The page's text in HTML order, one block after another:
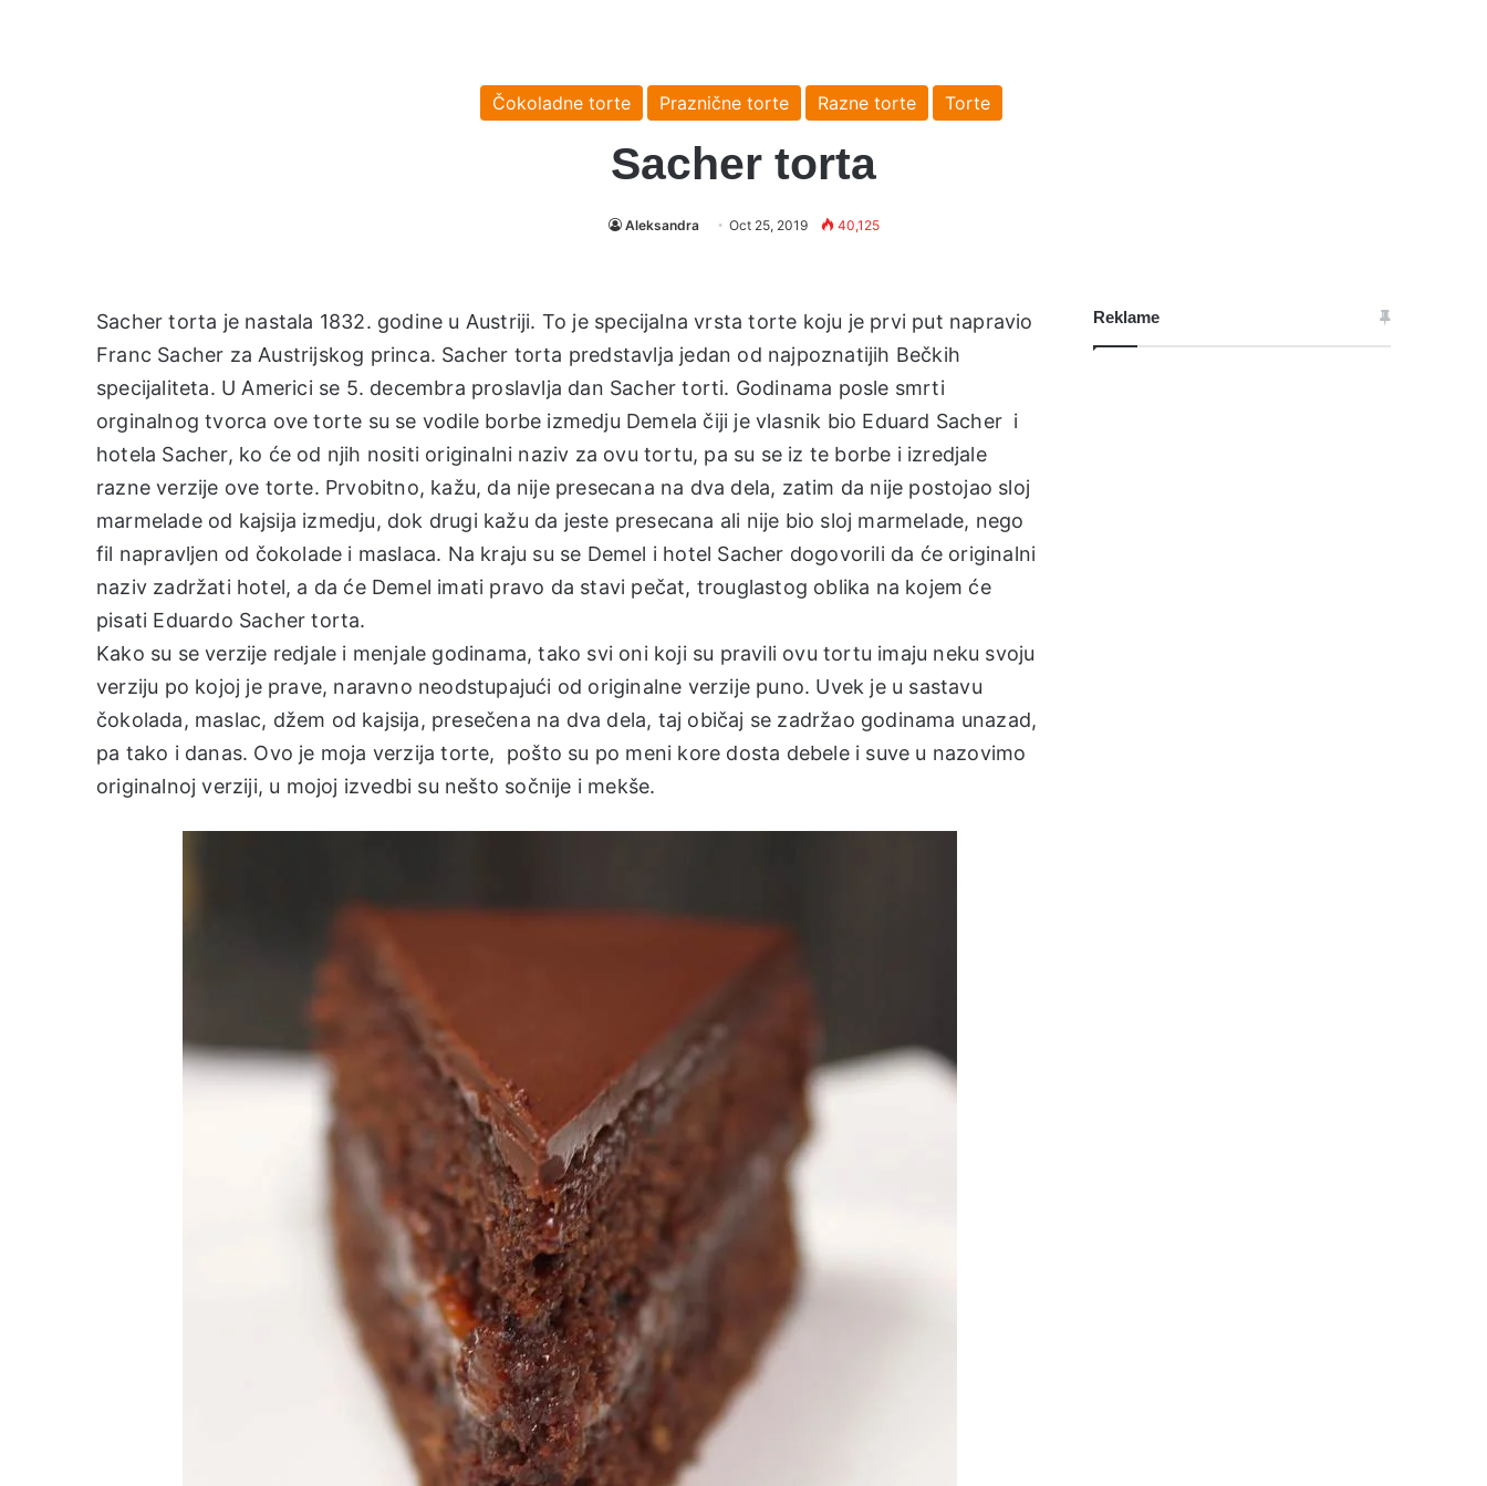
Čokoladne torte Praznične torte Razne torte Torte
Sacher torta
Aleksandra Oct 25, 2019 40,125
Sacher torta je nastala 1832. godine u Austriji. To je specijalna vrsta torte koju je prvi put napravio
Franc Sacher za Austrijskog princa. Sacher torta predstavlja jedan od najpoznatijih Bečkih
specijaliteta. U Americi se 5. decembra proslavlja dan Sacher torti. Godinama posle smrti
orginalnog tvorca ove torte su se vodile borbe izmedju Demela čiji je vlasnik bio Eduard Sacher i
hotela Sacher, ko će od njih nositi originalni naziv za ovu tortu, pa su se iz te borbe i izredjale
razne verzije ove torte. Prvobitno, kažu, da nije presecana na dva dela, zatim da nije postojao sloj
marmelade od kajsija izmedju, dok drugi kažu da jeste presecana ali nije bio sloj marmelade, nego
fil napravljen od čokolade i maslaca. Na kraju su se Demel i hotel Sacher dogovorili da će originalni
naziv zadržati hotel, a da će Demel imati pravo da stavi pečat, trouglastog oblika na kojem će
pisati Eduardo Sacher torta.
Kako su se verzije redjale i menjale godinama, tako svi oni koji su pravili ovu tortu imaju neku svoju
verziju po kojoj je prave, naravno neodstupajući od originalne verzije puno. Uvek je u sastavu
čokolada, maslac, džem od kajsija, presečena na dva dela, taj običaj se zadržao godinama unazad,
pa tako i danas. Ovo je moja verzija torte, pošto su po meni kore dosta debele i suve u nazovimo
originalnoj verziji, u mojoj izvedbi su nešto sočnije i mekše.
Reklame